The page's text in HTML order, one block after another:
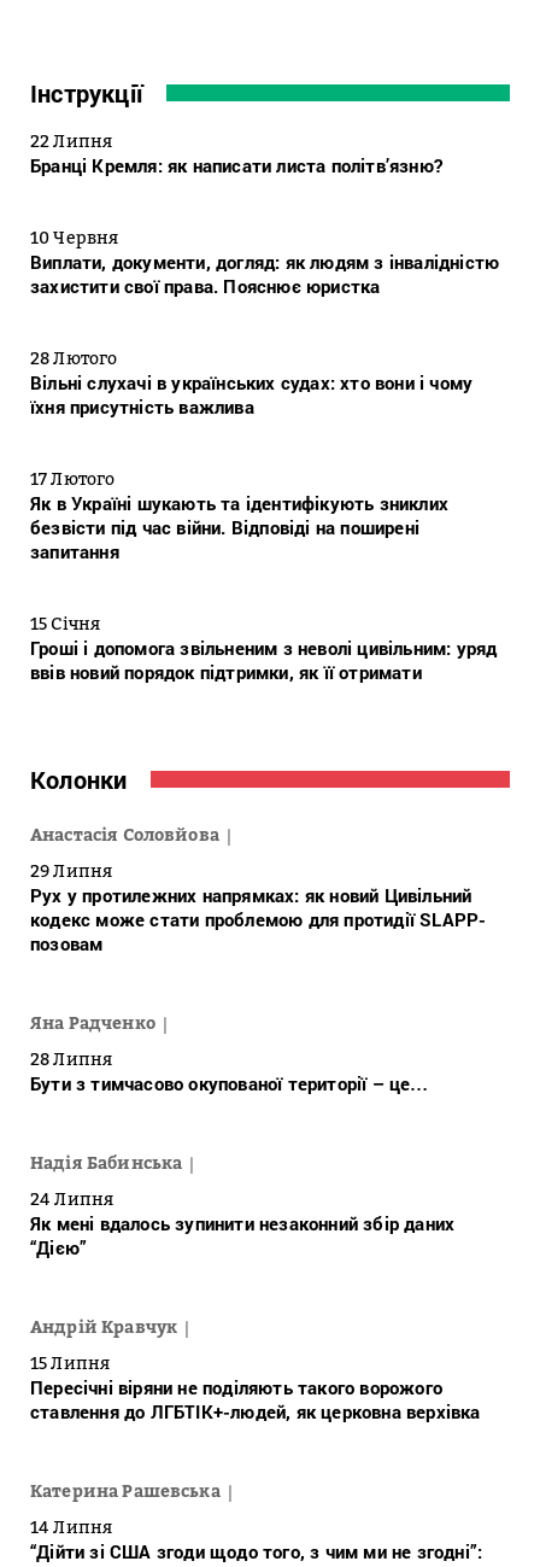
Інструкції
22 Липня
Бранці Кремля: як написати листа політв’язню?
10 Червня
Виплати, документи, догляд: як людям з інвалідністю
захистити свої права. Пояснює юристка
28 Лютого
Вільні слухачі в українських судах: хто вони і чому
їхня присутність важлива
17 Лютого
Як в Україні шукають та ідентифікують зниклих
безвісти під час війни. Відповіді на поширені
запитання
15 Січня
Гроші і допомога звільненим з неволі цивільним: уряд
ввів новий порядок підтримки, як її отримати
Колонки
Анастасія Соловйова
29 Липня
Рух у протилежних напрямках: як новий Цивільний
кодекс може стати проблемою для протидії SLAPP-
позовам
Яна Радченко
28 Липня
Бути з тимчасово окупованої території – це…
Надія Бабинська
24 Липня
Як мені вдалось зупинити незаконний збір даних
“Дією”
Андрій Кравчук
15 Липня
Пересічні віряни не поділяють такого ворожого
ставлення до ЛГБТІК+-людей, як церковна верхівка
Катерина Рашевська
14 Липня
“Дійти зі США згоди щодо того, з чим ми не згодні”: